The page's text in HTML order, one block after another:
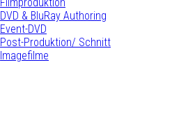
DVD & BluRay Authoring
Event-DVD
Post-Produktion/ Schnitt
Imagefilme